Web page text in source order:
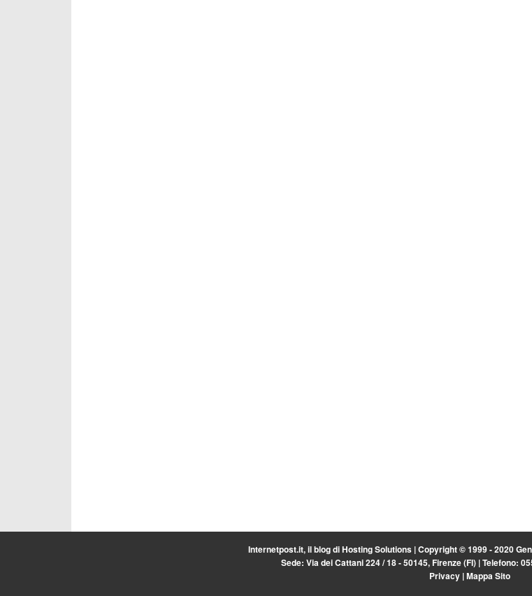
Internetpost.it, il blog diHosting Solutions | Copyright © 1999 - 2020
Sede: Via dei Cattani 224 / 18 - 50145, Firenze (FI) | Telefono:
Privacy |Mappa Sito